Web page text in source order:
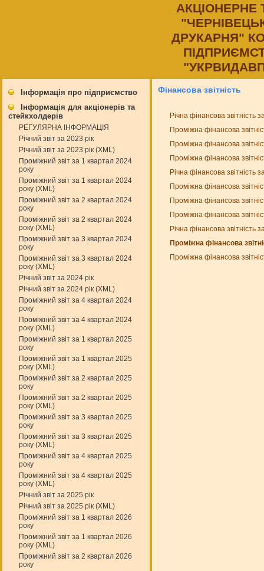
АКЦIОНЕРНЕ
ДРУКАРНЯ"
Інформація про підприємство
Інформація для акціонерів та
стейкхолдерів
РЕГУЛЯРНА ІНФОРМАЦІЯ
Річний звіт за 2023 рік
Річний звіт за 2023 рік (XML)
Проміжний звіт за 1 квартал 2024
року
Проміжний звіт за 1 квартал 2024
року (XML)
Проміжний звіт за 2 квартал 2024
року
Проміжний звіт за 2 квартал 2024
року (XML)
Проміжний звіт за 3 квартал 2024
року
Проміжний звіт за 3 квартал 2024
року (XML)
Річний звіт за 2024 рік
Річний звіт за 2024 рік (XML)
Проміжний звіт за 4 квартал 2024
року
Проміжний звіт за 4 квартал 2024
року (XML)
Проміжний звіт за 1 квартал 2025
року
Проміжний звіт за 1 квартал 2025
року (XML)
Проміжний звіт за 2 квартал 2025
року
Проміжний звіт за 2 квартал 2025
року (XML)
Проміжний звіт за 3 квартал 2025
року
Проміжний звіт за 3 квартал 2025
року (XML)
Проміжний звіт за 4 квартал 2025
року
Проміжний звіт за 4 квартал 2025
року (XML)
Річний звіт за 2025 рік
Річний звіт за 2025 рік (XML)
Проміжний звіт за 1 квартал 2026
року
Проміжний звіт за 1 квартал 2026
року (XML)
Проміжний звіт за 2 квартал 2026
року
Фінансова звітність
Річна фінансова
Проміжна фінансова
Проміжна фінансова
Проміжна фінансова
Річна фінансова
Проміжна фінансова
Проміжна фінансова
Проміжна фінансова
Річна фінансова
Проміжна фінансова
Проміжна фінансова